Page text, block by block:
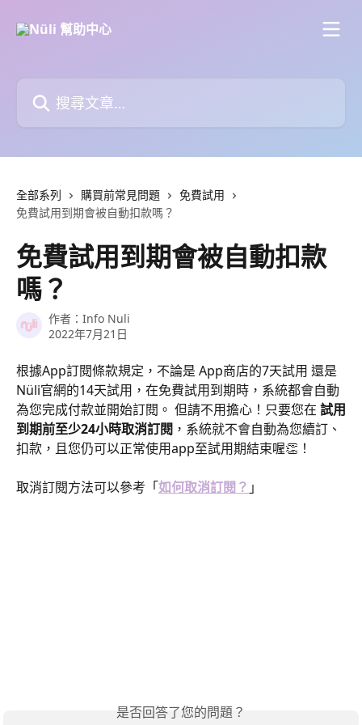
全部系列 購買前常見問題
免費試用
免費試用到期會被自動扣款嗎？
免費試用到期會被自動扣款
嗎？
作者： Info Nuli
2022年7月21日
根據App訂閱條款規定，不論是 App商店的7天試用 還是
Nüli官網的14天試用，在免費試用到期時，系統都會自動
為您完成付款並開始訂閱。 但請不用擔心！只要您在 試用
到期前至少24小時取消訂閱 ，系統就不會自動為您續訂、
扣款，且您仍可以正常使用app至試用期結束喔👏！
取消訂閱方法可以參考「如何取消訂閱？ 」
是否回答了您的問題？